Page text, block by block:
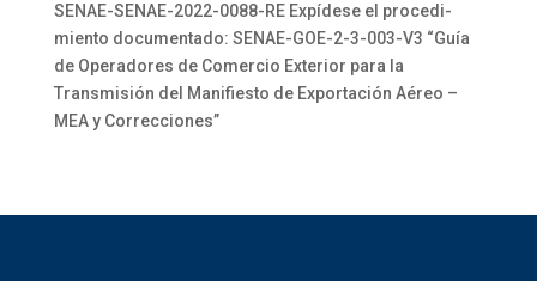
SENAE-SENAE-2022-0088-RE Expídese el procedi-
miento documentado: SENAE-GOE-2-3-003-V3 “Guía
de Operadores de Comercio Exterior para la
Transmisión del Manifiesto de Exportación Aéreo –
MEA y Correcciones”